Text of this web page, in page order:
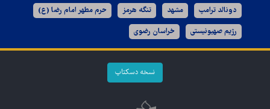
دونالد ترامپ مشهد تنگه هرمز حرم مطهر امام رضا (ع)
رژیم صهیونیستی خراسان رضوی
نسخه دسکتاپ